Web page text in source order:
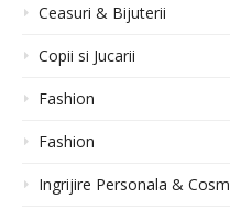
Ceasuri & Bijuterii
Copii si Jucarii
Fashion
Fashion
Ingrijire Personala &